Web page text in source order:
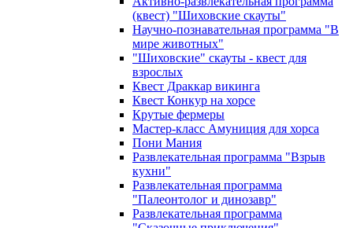
(квест) "Шиховские скауты"
Научно-познавательная программа "В
мире животных"
"Шиховские" скауты - квест для
взрослых
Квест Драккар викинга
Квест Конкур на хорсе
Крутые фермеры
Мастер-класс Амуниция для хорса
Пони Мания
Развлекательная программа "Взрыв
кухни"
Развлекательная программа
"Палеонтолог и динозавр"
Развлекательная программа